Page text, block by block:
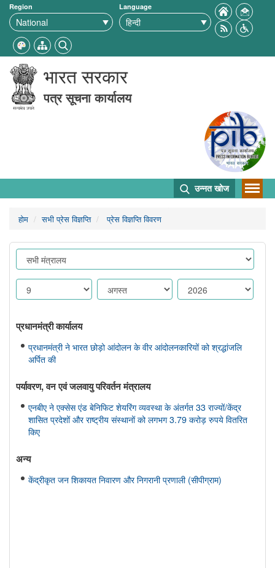
Region Language
भारत सरकार
पत्र सूचना कार्यालय
उन्नत खोज
होम सभी प्रेस विज्ञप्ति प्रेस विज्ञप्ति विवरण
प्रधानमंत्री कार्यालय
प्रधानमंत्री ने भारत छोड़ो आंदोलन के वीर आंदोलनकारियों को श्रद्धांजलि
अर्पित की
पर्यावरण, वन एवं जलवायु परिवर्तन मंत्रालय
एनबीए ने एक्सेस एंड बेनिफिट शेयरिंग व्यवस्था के अंतर्गत 33 राज्यों/केंद्र
शासित प्रदेशों और राष्ट्रीय संस्थानों को लगभग 3.79 करोड़ रुपये वितरित
किए
अन्य
केंद्रीकृत जन शिकायत निवारण और निगरानी प्रणाली (सीपीग्राम)